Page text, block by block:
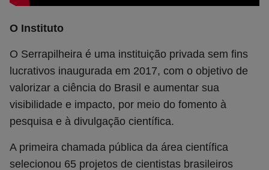
O Instituto
O Serrapilheira é uma instituição privada sem fins
lucrativos inaugurada em 2017, com o objetivo de
valorizar a ciência do Brasil e aumentar sua
visibilidade e impacto, por meio do fomento à
pesquisa e à divulgação científica.
A primeira chamada pública da área científica
selecionou 65 projetos de cientistas brasileiros